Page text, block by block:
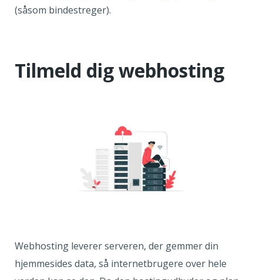
(såsom bindestreger).
Tilmeld dig webhosting
Webhosting leverer serveren, der gemmer din
hjemmesides data, så internetbrugere over hele